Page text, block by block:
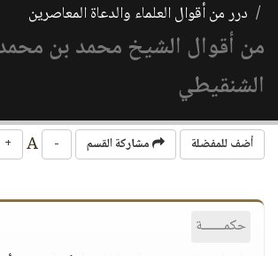
درر من أقوال العلماء والدعاة المعاصرين
من أقوال الشيخ محمد بن محمد
الشنقيطي
أضف للمفضلة مشاركة القسم -
+
حكمــــــة